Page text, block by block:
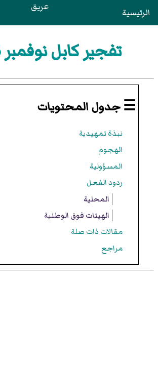
الرئيسية عريق
تفجير كابل نوفمبر 2016
☰ جدول المحتويات
نبذة تمهيدية
الهجوم
المسؤولية
ردود الفعل
المحلية
الهيئات فوق الوطنية
مقالات ذات صلة
مراجع